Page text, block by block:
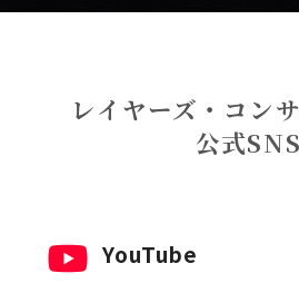
レイヤーズ・コン
公式SNS
YouTube